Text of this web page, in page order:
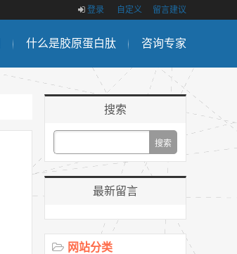
登录 自定义 留言建议
什么是胶原蛋白肽 咨询专家
搜索
最新留言
网站分类